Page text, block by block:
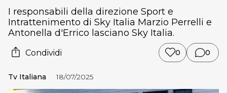
I responsabili della direzione Sport e
Intrattenimento di Sky Italia Marzio Perrelli e
Antonella d'Errico lasciano Sky Italia.
Condividi 0 0
Tv Italiana 18/07/2025